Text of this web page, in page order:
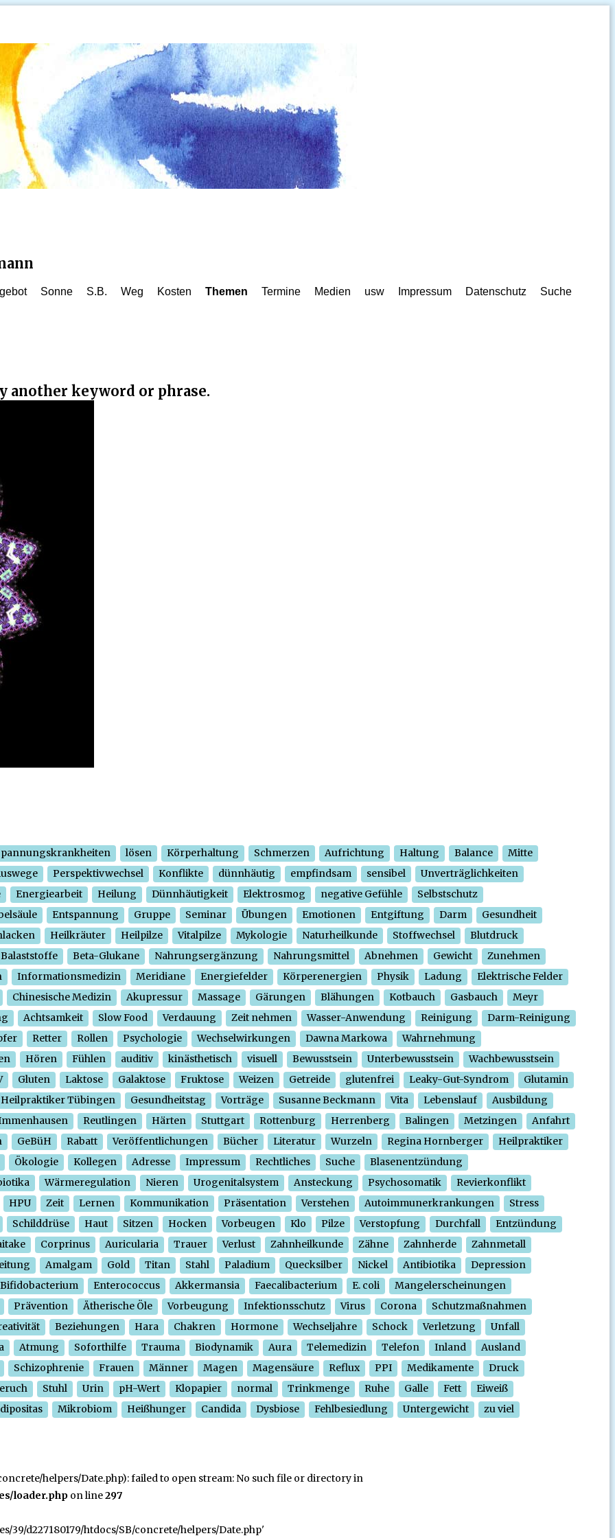
Sonne S.B. Weg Kosten Themen Termine Medien usw Impressum Datenschutz Suche
another keyword or phrase.
lösen Körperhaltung Schmerzen Aufrichtung Haltung Balance
Mitte
Perspektivwechsel Konflikte dünnhäutig empfindsam sensibel
Unverträglichkeiten
Energiearbeit Heilung Dünnhäutigkeit Elektrosmog negative Gefühle
Selbstschutz
Entspannung Gruppe Seminar Übungen Emotionen Entgiftung Darm
Gesundheit
Heilkräuter Heilpilze Vitalpilze Mykologie Naturheilkunde Stoffwechsel
Blutdruck
Balaststoffe
Beta-Glukane Nahrungsergänzung Nahrungsmittel Abnehmen Gewicht
Zunehmen
Informationsmedizin Meridiane Energiefelder Körperenergien Physik Ladung
Elektrische Felder
Chinesische Medizin
Akupressur Massage Gärungen Blähungen Kotbauch Gasbauch
Meyr
Achtsamkeit Slow Food Verdauung Zeit nehmen Wasser-Anwendung Reinigung
Darm-Reinigung
Retter Rollen Psychologie Wechselwirkungen Dawna Markowa
Wahrnehmung
Hören Fühlen auditiv kinästhetisch visuell Bewusstsein Unterbewusstsein
Wachbewusstsein
Gluten Laktose Galaktose Fruktose Weizen Getreide glutenfrei Leaky-Gut-Syndrom
Glutamin
Heilpraktiker Tübingen
Gesundheitstag Vorträge Susanne Beckmann Vita Lebenslauf
Ausbildung
Reutlingen Härten Stuttgart Rottenburg Herrenberg Balingen Metzingen
Anfahrt
GeBüH Rabatt Veröffentlichungen Bücher Literatur Wurzeln Regina Hornberger
Heilpraktiker
Ökologie
Kollegen Adresse Impressum Rechtliches Suche
Blasenentzündung
Wärmeregulation Nieren Urogenitalsystem Ansteckung Psychosomatik
Revierkonflikt
HPU
Zeit Lernen Kommunikation Präsentation Verstehen Autoimmunerkrankungen
Stress
Schilddrüse
Haut Sitzen Hocken Vorbeugen Klo Pilze Verstopfung Durchfall
Entzündung
Corprinus Auricularia Trauer Verlust Zahnheilkunde Zähne Zahnherde
Zahnmetall
Amalgam Gold Titan Stahl Paladium Quecksilber Nickel Antibiotika
Depression
Bifidobacterium
Enterococcus Akkermansia Faecalibacterium E. coli
Mangelerscheinungen
Prävention
Ätherische Öle Vorbeugung Infektionsschutz Virus Corona
Schutzmaßnahmen
Beziehungen Hara Chakren Hormone Wechseljahre Schock Verletzung
Unfall
Atmung Soforthilfe Trauma Biodynamik Aura Telemedizin Telefon Inland
Ausland
Schizophrenie
Frauen Männer Magen Magensäure Reflux PPI Medikamente
Druck
Stuhl Urin pH-Wert Klopapier normal Trinkmenge Ruhe Galle Fett
Eiweiß
Mikrobiom Heißhunger Candida Dysbiose Fehlbesiedlung Untergewicht zu viel
helpers/Date.php): failed to open stream: No such file or directory in
loader.php on line297
39/d227180179/htdocs/SB/concrete/helpers/Date.php'